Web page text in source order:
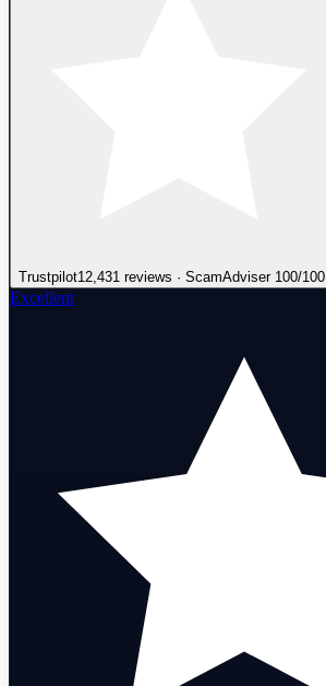
Trustpilot12,431 reviews · ScamAdviser 100/100
Excellent